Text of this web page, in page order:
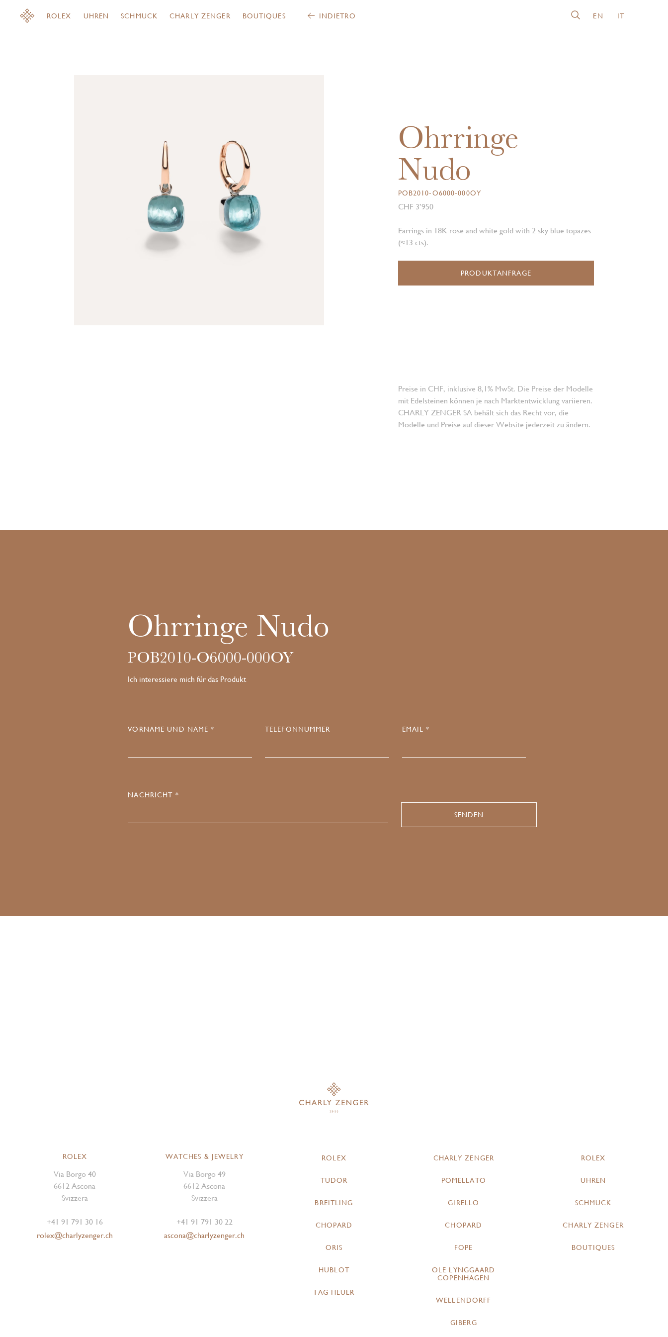
ROLEX UHREN SCHMUCK CHARLY ZENGER BOUTIQUES INDIETRO EN IT
Ohrringe
Nudo
POB2010-O6000-000OY
CHF 3’950
Earrings in 18K rose and white gold with 2 sky blue topazes
(≈13 cts).
PRODUKTANFRAGE
Preise in CHF, inklusive 8,1% MwSt. Die Preise der Modelle
mit Edelsteinen können je nach Marktentwicklung variieren.
CHARLY ZENGER SA behält sich das Recht vor, die
Modelle und Preise auf dieser Website jederzeit zu ändern.
Ohrringe Nudo
POB2010-O6000-000OY
Ich interessiere mich für das Produkt
VORNAME UND NAME * TELEFONNUMMER EMAIL *
NACHRICHT *
ROLEX
Via Borgo 40
6612 Ascona
Svizzera
+41 91 791 30 16
rolex@charlyzenger.ch
WATCHES & JEWELRY
Via Borgo 49
6612 Ascona
Svizzera
+41 91 791 30 22
ascona@charlyzenger.ch
ROLEX
TUDOR
BREITLING
CHOPARD
ORIS
HUBLOT
TAG HEUER
CHARLY ZENGER
POMELLATO
GIRELLO
CHOPARD
FOPE
OLE LYNGGAARD
COPENHAGEN
WELLENDORFF
GIBERG
ROLEX
UHREN
SCHMUCK
CHARLY ZENGER
BOUTIQUES